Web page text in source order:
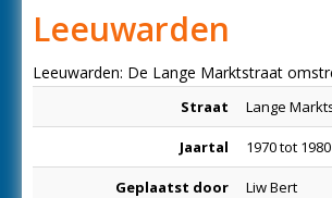
Leeuwarden
Leeuwarden: De Lange Marktstraat
Straat Lange
Jaartal 1970 tot 1980
Geplaatst door
Liw Bert